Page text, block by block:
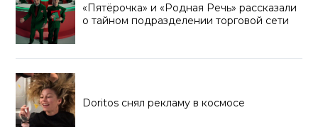
«Пятёрочка» и «Родная Речь» рассказали
о тайном подразделении торговой сети
Doritos снял рекламу в космосе